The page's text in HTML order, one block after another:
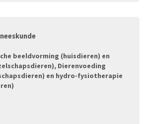
beeldvorming (huisdieren) en
Dierenvoeding
en hydro-fysiotherapie